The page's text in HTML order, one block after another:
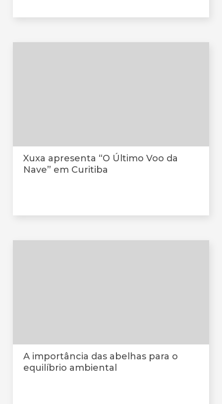
Xuxa apresenta “O Último Voo da
Nave” em Curitiba
A importância das abelhas para o
equilíbrio ambiental